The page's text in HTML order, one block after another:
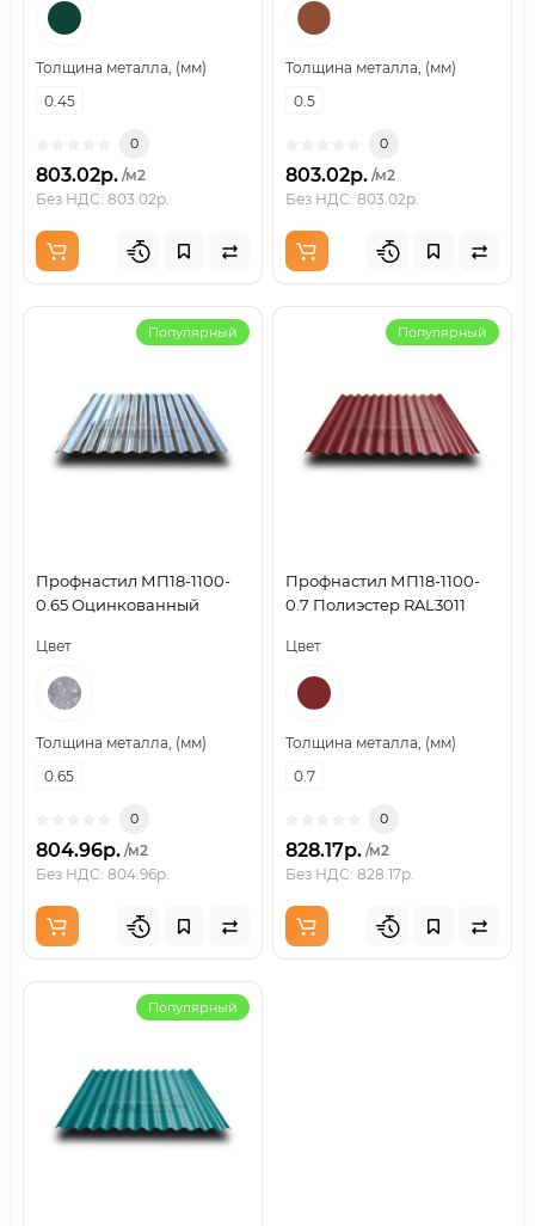
Толщина металла, (мм)
0.45
0
803.02р. /м2
Без НДС: 803.02р.
Толщина металла, (мм)
0.5
0
803.02р. /м2
Без НДС: 803.02р.
Популярный
Профнастил МП18-1100-
0.65 Оцинкованный
Цвет
Толщина металла, (мм)
0.65
0
804.96р. /м2
Без НДС: 804.96р.
Популярный
Профнастил МП18-1100-
0.7 Полиэстер RAL3011
Цвет
Толщина металла, (мм)
0.7
0
828.17р. /м2
Без НДС: 828.17р.
Популярный